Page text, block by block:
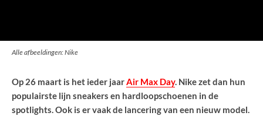
Alle afbeeldingen: Nike
Op 26 maart is het ieder jaarAir Max Day. Nike zet dan hun
populairste lijn sneakers en hardloopschoenen in de
spotlights. Ook is er vaak de lancering van een nieuw model.